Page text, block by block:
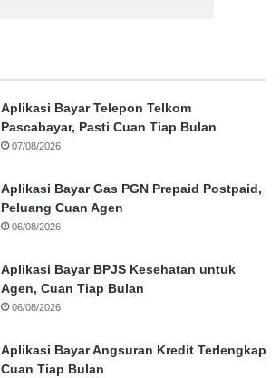
Aplikasi Bayar Telepon Telkom
Pascabayar, Pasti Cuan Tiap Bulan
07/08/2026
Aplikasi Bayar Gas PGN Prepaid Postpaid,
Peluang Cuan Agen
06/08/2026
Aplikasi Bayar BPJS Kesehatan untuk
Agen, Cuan Tiap Bulan
06/08/2026
Aplikasi Bayar Angsuran Kredit Terlengkap
Cuan Tiap Bulan